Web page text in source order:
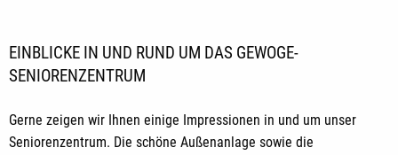
EINBLICKE IN UND RUND UM DAS GEWOGE-
SENIORENZENTRUM
Gerne zeigen wir Ihnen einige Impressionen in und um unser
Seniorenzentrum. Die schöne Außenanlage sowie die